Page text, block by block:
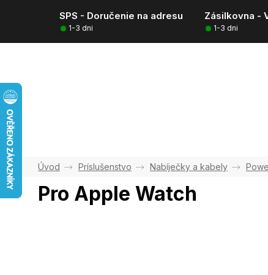
SPS - Doručenie na adresu Zásilkovna -
1-3 dni 1-3 dni
Príslušenstvo Nabíječky a kabely
Pro Apple Watch